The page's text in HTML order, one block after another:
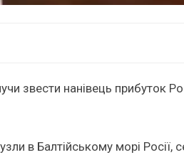
звести нанівець прибуток
в Балтійському морі Росії,